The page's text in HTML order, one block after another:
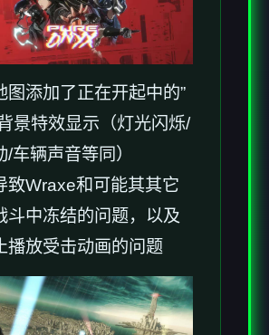
图添加了正在开起中的”
景特效显示（灯光闪烁/
/车辆声音等同）
致Wraxe和可能其其它
斗中冻结的问题，以及
播放受击动画的问题